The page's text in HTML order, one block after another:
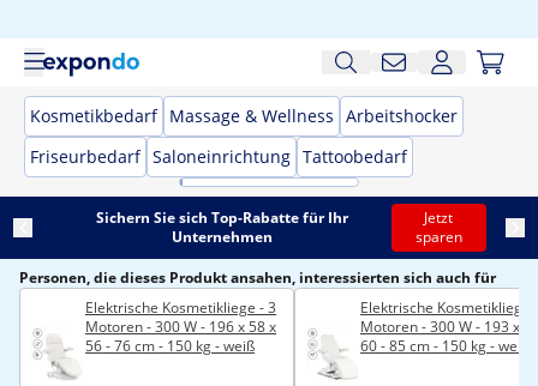
Kosmetikbedarf Massage & Wellness Arbeitshocker
Friseurbedarf Saloneinrichtung Tattoobedarf
Sichern Sie sich Top-Rabatte für Ihr
Unternehmen
Jetzt
sparen
Personen, die dieses Produkt ansahen, interessierten sich auch für
Elektrische Kosmetikliege - 3
Motoren - 300 W - 196 x 58 x
56 - 76 cm - 150 kg - weiß
Elektrische Kosmetikliege
Motoren - 300 W - 193 x
60 - 85 cm - 150 kg - weiß